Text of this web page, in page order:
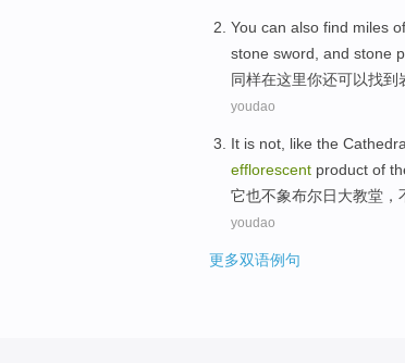
You can also find miles of
stone sword and stone
同样在这里你还可以找到
youdao
It is not like the
efflorescent product of
它也不象布尔日大教堂
youdao
更多双语例句